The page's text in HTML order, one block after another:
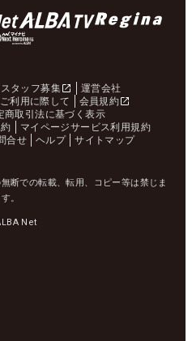
スタッフ募集
運営会社
ご利用に際して
会員規約
商取引法に基づく表示
マイページサービス利用規約
合せ ヘルプ サイトマップ
断での転載、転用、コピー等は禁じま
す。
Net